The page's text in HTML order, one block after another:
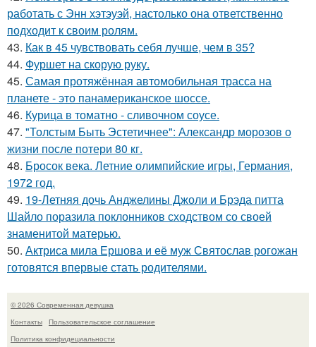
работать с Энн хэтэуэй, настолько она ответственно
подходит к своим ролям.
43. Как в 45 чувствовать себя лучше, чем в 35?
44. Фуршет на скорую руку.
45. Самая протяжённая автомобильная трасса на
планете - это панамериканское шоссе.
46. Курица в томатно - сливочном соусе.
47. "Толстым Быть Эстетичнее": Александр морозов о
жизни после потери 80 кг.
48. Бросок века. Летние олимпийские игры, Германия,
1972 год.
49. 19-Летняя дочь Анджелины Джоли и Брэда питта
Шайло поразила поклонников сходством со своей
знаменитой матерью.
50. Актриса мила Ершова и её муж Святослав рогожан
готовятся впервые стать родителями.
© 2026 Современная девушка
Контакты
Пользовательское соглашение
Политика конфидециальности